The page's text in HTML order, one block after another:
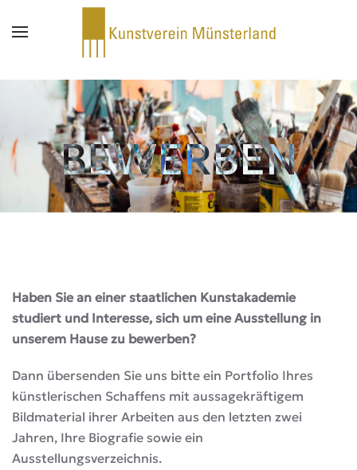
Zum Hauptinhalt springen
BEWERBEN
Haben Sie an einer staatlichen Kunstakademie
studiert und Interesse, sich um eine Ausstellung in
unserem Hause zu bewerben?
Dann übersenden Sie uns bitte ein Portfolio Ihres
künstlerischen Schaffens mit aussagekräftigem
Bildmaterial ihrer Arbeiten aus den letzten zwei
Jahren, Ihre Biografie sowie ein
Ausstellungsverzeichnis.